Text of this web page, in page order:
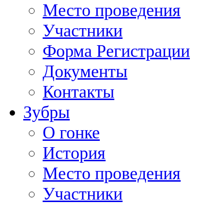
Место проведения
Участники
Форма Регистрации
Документы
Контакты
Зубры
О гонке
История
Место проведения
Участники